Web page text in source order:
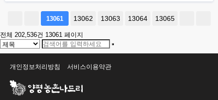
13061 13062 13063 13064 13065
전체 202,536건 13061 페이지
개인정보처리방침 서비스이용약관